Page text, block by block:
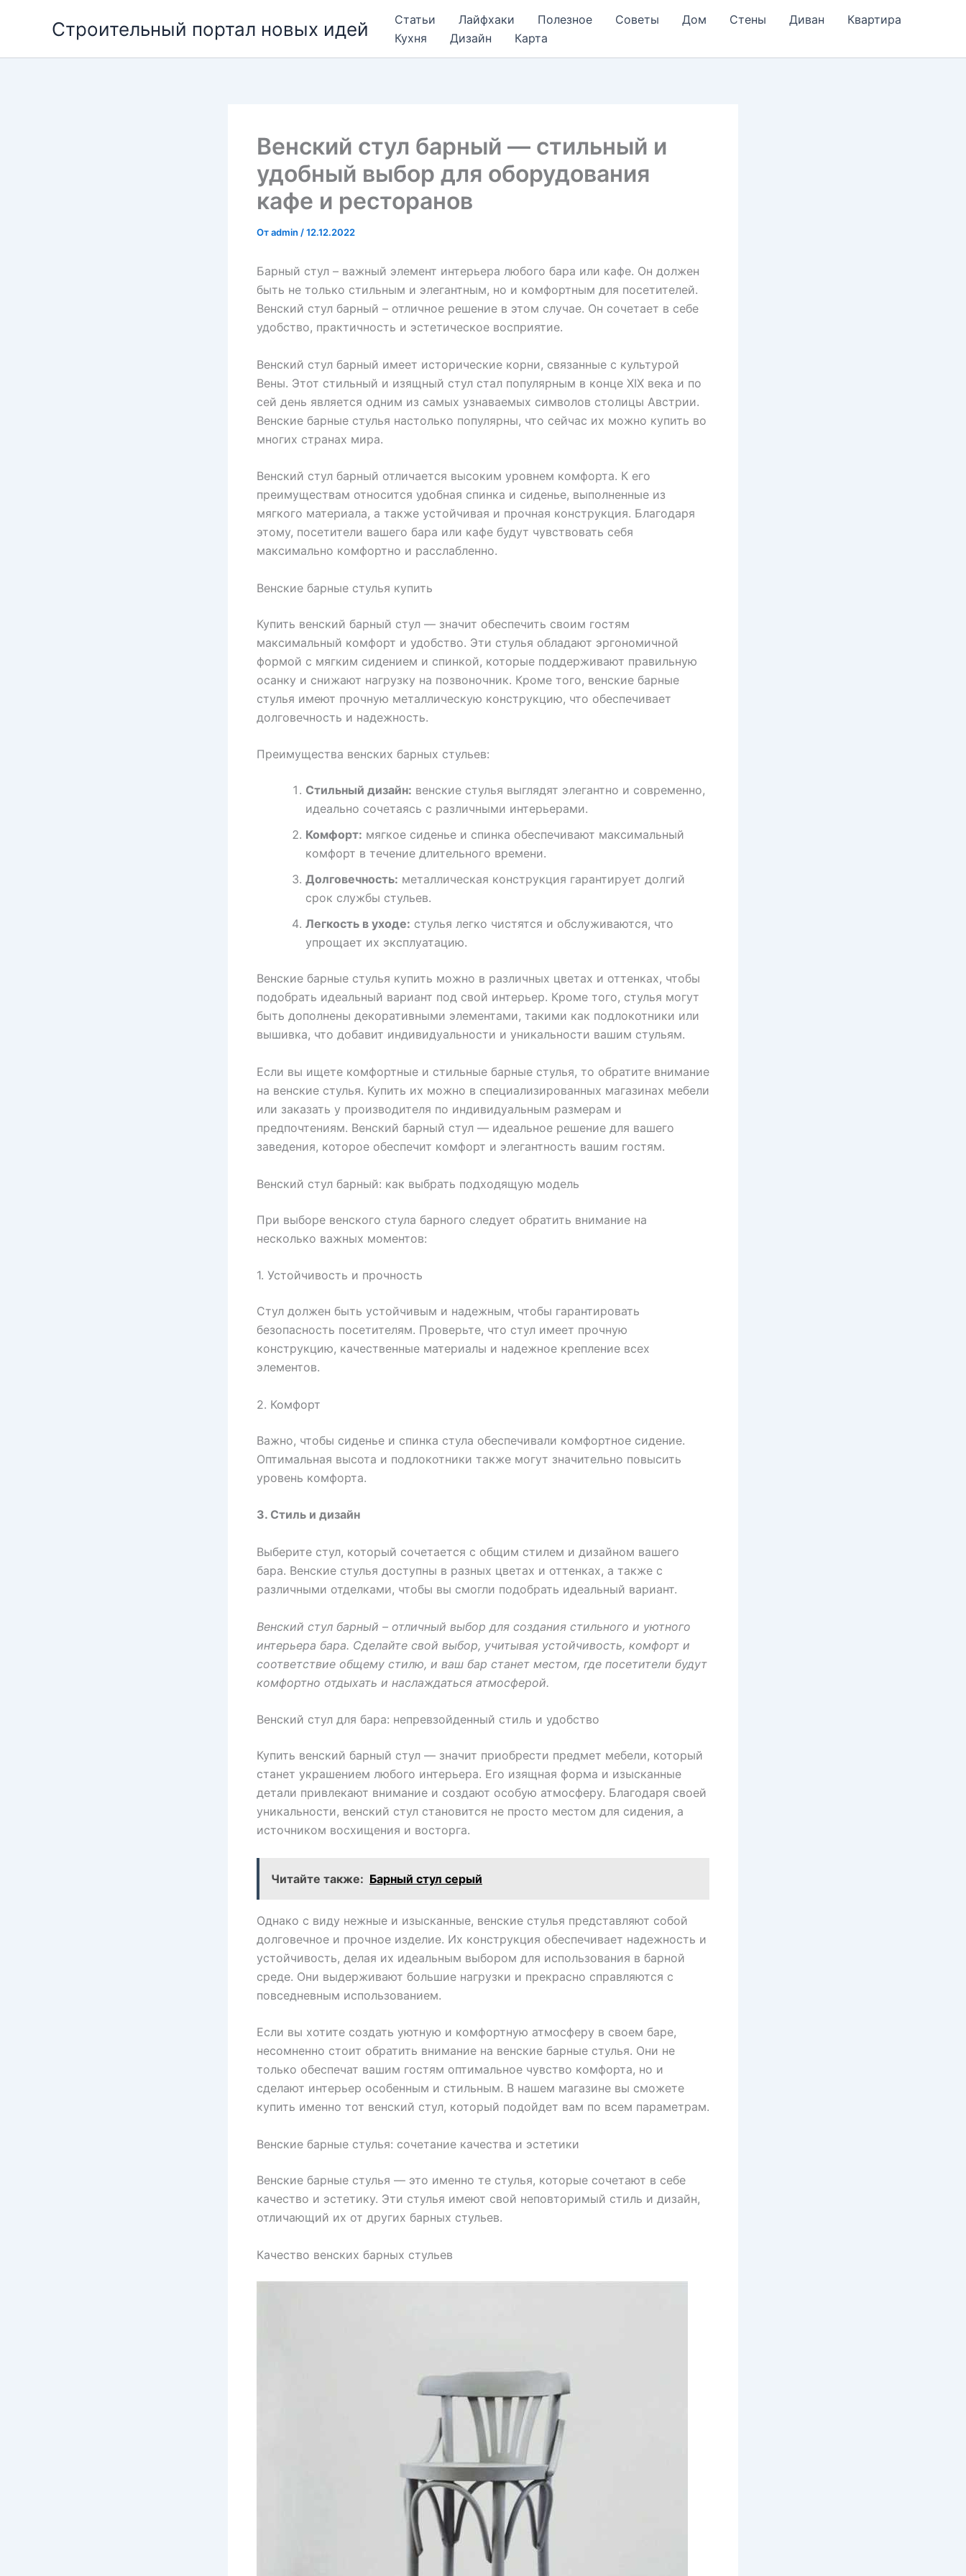
Строительный портал новых идей Статьи Лайфхаки Полезное Советы Дом Стены Диван
Квартира
Кухня
Дизайн Карта
Венский стул барный — стильный и
удобный выбор для оборудования
кафе и ресторанов
Отadmin /12.12.2022
Барный стул – важный элемент интерьера любого бара или кафе. Он должен
быть не только стильным и элегантным, но и комфортным для посетителей.
Венский стул барный – отличное решение в этом случае. Он сочетает в себе
удобство, практичность и эстетическое восприятие.
Венский стул барный имеет исторические корни, связанные с культурой
Вены. Этот стильный и изящный стул стал популярным в конце XIX века и по
сей день является одним из самых узнаваемых символов столицы Австрии.
Венские барные стулья настолько популярны, что сейчас их можно купить во
многих странах мира.
Венский стул барный отличается высоким уровнем комфорта. К его
преимуществам относится удобная спинка и сиденье, выполненные из
мягкого материала, а также устойчивая и прочная конструкция. Благодаря
этому, посетители вашего бара или кафе будут чувствовать себя
максимально комфортно и расслабленно.
Венские барные стулья купить
Купить венский барный стул — значит обеспечить своим гостям
максимальный комфорт и удобство. Эти стулья обладают эргономичной
формой с мягким сидением и спинкой, которые поддерживают правильную
осанку и снижают нагрузку на позвоночник. Кроме того, венские барные
стулья имеют прочную металлическую конструкцию, что обеспечивает
долговечность и надежность.
Преимущества венских барных стульев:
Стильный дизайн: венские стулья выглядят элегантно и современно,
идеально сочетаясь с различными интерьерами.
Комфорт: мягкое сиденье и спинка обеспечивают максимальный
комфорт в течение длительного времени.
Долговечность: металлическая конструкция гарантирует долгий
срок службы стульев.
Легкость в уходе: стулья легко чистятся и обслуживаются, что
упрощает их эксплуатацию.
Венские барные стулья купить можно в различных цветах и оттенках, чтобы
подобрать идеальный вариант под свой интерьер. Кроме того, стулья могут
быть дополнены декоративными элементами, такими как подлокотники или
вышивка, что добавит индивидуальности и уникальности вашим стульям.
Если вы ищете комфортные и стильные барные стулья, то обратите внимание
на венские стулья. Купить их можно в специализированных магазинах мебели
или заказать у производителя по индивидуальным размерам и
предпочтениям. Венский барный стул — идеальное решение для вашего
заведения, которое обеспечит комфорт и элегантность вашим гостям.
Венский стул барный: как выбрать подходящую модель
При выборе венского стула барного следует обратить внимание на
несколько важных моментов:
1. Устойчивость и прочность
Стул должен быть устойчивым и надежным, чтобы гарантировать
безопасность посетителям. Проверьте, что стул имеет прочную
конструкцию, качественные материалы и надежное крепление всех
элементов.
2. Комфорт
Важно, чтобы сиденье и спинка стула обеспечивали комфортное сидение.
Оптимальная высота и подлокотники также могут значительно повысить
уровень комфорта.
3. Стиль и дизайн
Выберите стул, который сочетается с общим стилем и дизайном вашего
бара. Венские стулья доступны в разных цветах и оттенках, а также с
различными отделками, чтобы вы смогли подобрать идеальный вариант.
Венский стул барный – отличный выбор для создания стильного и уютного
интерьера бара. Сделайте свой выбор, учитывая устойчивость, комфорт и
соответствие общему стилю, и ваш бар станет местом, где посетители будут
комфортно отдыхать и наслаждаться атмосферой.
Венский стул для бара: непревзойденный стиль и удобство
Купить венский барный стул — значит приобрести предмет мебели, который
станет украшением любого интерьера. Его изящная форма и изысканные
детали привлекают внимание и создают особую атмосферу. Благодаря своей
уникальности, венский стул становится не просто местом для сидения, а
источником восхищения и восторга.
Читайте также: Барный стул серый
Однако с виду нежные и изысканные, венские стулья представляют собой
долговечное и прочное изделие. Их конструкция обеспечивает надежность и
устойчивость, делая их идеальным выбором для использования в барной
среде. Они выдерживают большие нагрузки и прекрасно справляются с
повседневным использованием.
Если вы хотите создать уютную и комфортную атмосферу в своем баре,
несомненно стоит обратить внимание на венские барные стулья. Они не
только обеспечат вашим гостям оптимальное чувство комфорта, но и
сделают интерьер особенным и стильным. В нашем магазине вы сможете
купить именно тот венский стул, который подойдет вам по всем параметрам.
Венские барные стулья: сочетание качества и эстетики
Венские барные стулья — это именно те стулья, которые сочетают в себе
качество и эстетику. Эти стулья имеют свой неповторимый стиль и дизайн,
отличающий их от других барных стульев.
Качество венских барных стульев